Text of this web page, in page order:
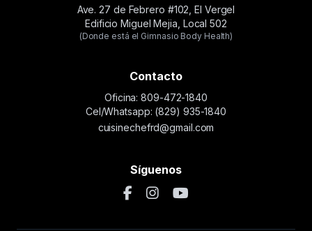
Ave. 27 de Febrero #102, El Vergel
Edificio Miguel Mejia, Local 502
(Donde está el Gimnasio Body Health)
Contacto
Oficina: 809-472-1840
Cel/Whatsapp: (829) 935-1840
cuisinechefrd@gmail.com
Síguenos